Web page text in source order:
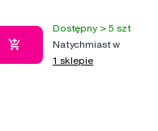
Dostępny > 5 szt
Natychmiast w
1 sklepie